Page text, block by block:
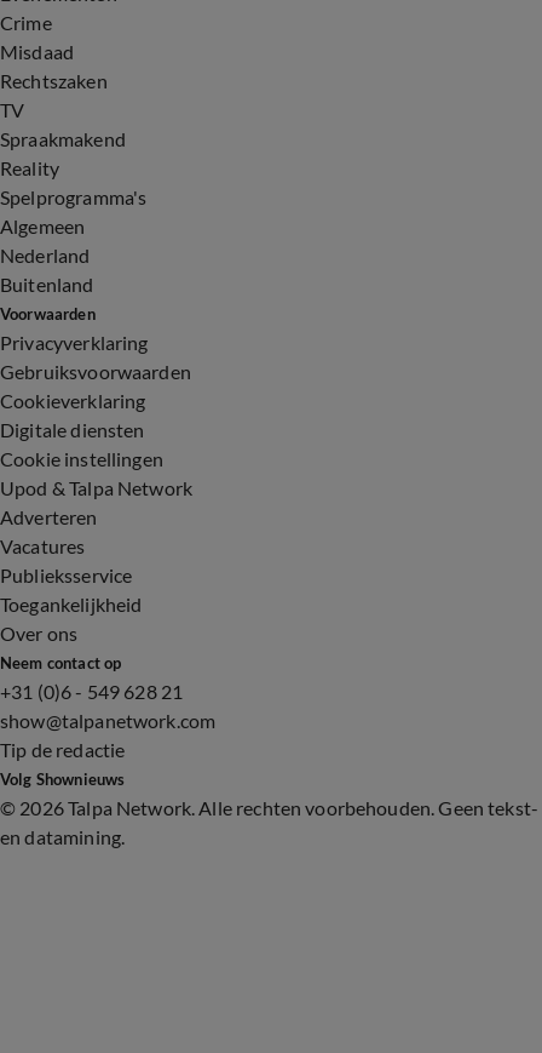
Crime
Misdaad
Rechtszaken
TV
Spraakmakend
Reality
Spelprogramma's
Algemeen
Nederland
Buitenland
Voorwaarden
Privacyverklaring
Gebruiksvoorwaarden
Cookieverklaring
Digitale diensten
Cookie instellingen
Upod & Talpa Network
Adverteren
Vacatures
Publieksservice
Toegankelijkheid
Over ons
Neem contact op
+31 (0)6 - 549 628 21
show@talpanetwork.com
Tip de redactie
Volg Shownieuws
© 2026 Talpa Network. Alle rechten voorbehouden. Geen tekst-
en datamining.